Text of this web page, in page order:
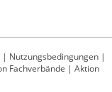
| Nutzungsbedingungen |
Fachverbände | Aktion